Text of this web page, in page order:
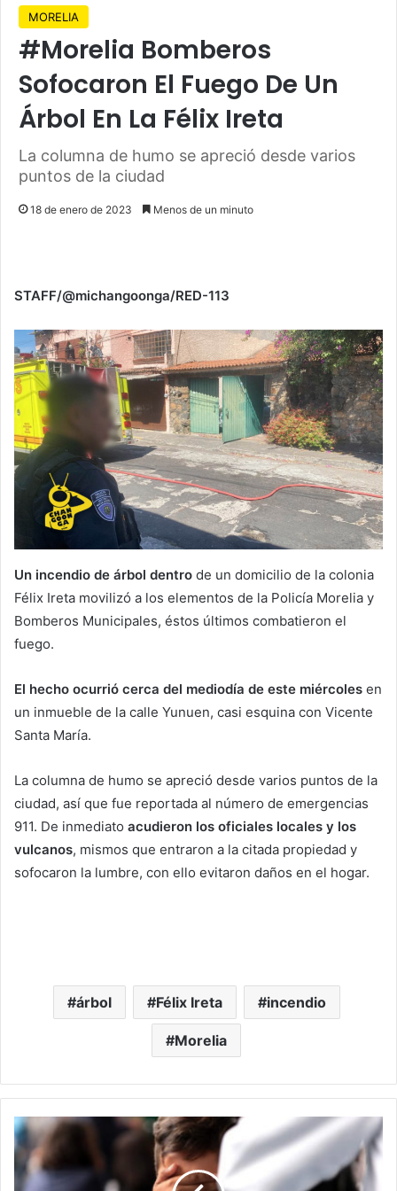
MORELIA
#Morelia Bomberos
Sofocaron El Fuego De Un
Árbol En La Félix Ireta
La columna de humo se apreció desde varios
puntos de la ciudad
18 de enero de 2023 Menos de un minuto
STAFF/@michangoonga/RED-113
Un incendio de árbol dentro de un domicilio de la colonia
Félix Ireta movilizó a los elementos de la Policía Morelia y
Bomberos Municipales, éstos últimos combatieron el
fuego.
El hecho ocurrió cerca del mediodía de este miércoles en
un inmueble de la calle Yunuen, casi esquina con Vicente
Santa María.
La columna de humo se apreció desde varios puntos de la
ciudad, así que fue reportada al número de emergencias
911. De inmediato acudieron los oficiales locales y los
vulcanos, mismos que entraron a la citada propiedad y
sofocaron la lumbre, con ello evitaron daños en el hogar.
árbol Félix Ireta incendio
Morelia
#Michoacán
Continua
Vacunación